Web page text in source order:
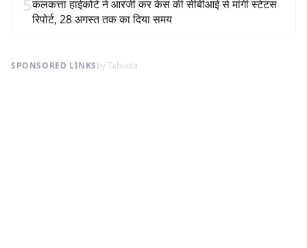
कलकत्ता हाईकोर्ट ने आरजी कर केस की सीबीआई से मांगी स्टेटस
रिपोर्ट, 28 अगस्त तक का दिया समय
SPONSORED LINKSby Taboola